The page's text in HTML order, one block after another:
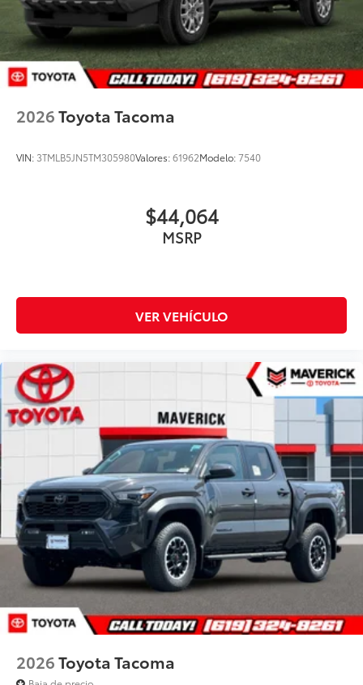
2026Toyota Tacoma
VIN: 3TMLB5JN5TM305980Valores:61962Modelo:7540
$44,064
MSRP
VER VEHÍCULO
2026Toyota Tacoma